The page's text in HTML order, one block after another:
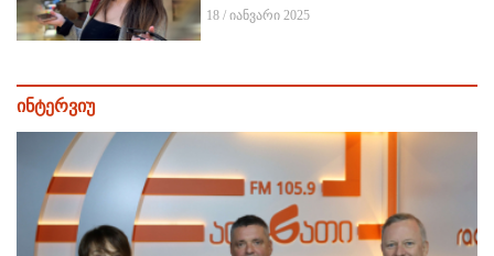
18 / იანვარი 2025
ინტერვიუ